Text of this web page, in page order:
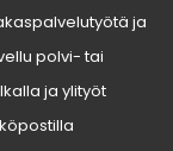
ja
polvi- tai
ja ylityöt